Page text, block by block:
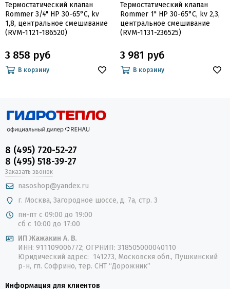
Термостатический клапан
Rommer 3/4" НР 30-65°С, kv
1,8, центральное смешивание
(RVM-1121-186520)
3 858 руб
В корзину
Термостатический клапан
Rommer 1" НР 30-65°С, kv 2,3,
центральное смешивание
(RVM-1131-236525)
3 981 руб
В корзину
8 (495) 720-52-27
8 (495) 518-39-27
Заказать звонок
nasoshop@yandex.ru
г. Москва, Загородное шоссе, д. 7а, стр. 3
пн-пт с 09:00 до 19:00
сб с 10:00 до 17:00
ИП Жажакин А. В.
ИНН: 911109006772; ОГРНИП: 318505000040110
Юридический адрес: 141273, Московскя обл., Пушкинский
р-н, гп. Софрино, тер. СНТ “Дорожник”
Информация для клиентов